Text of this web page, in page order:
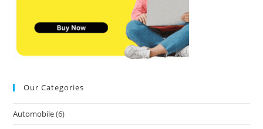
Our Categories
Automobile(6)